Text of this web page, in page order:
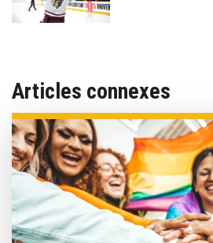
Articles connexes